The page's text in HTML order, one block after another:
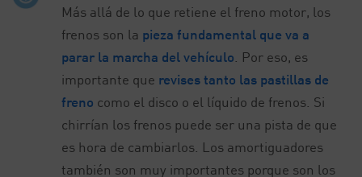
Más allá de lo que retiene el freno motor, los
frenos son la pieza fundamental que va a
parar la marcha del vehículo . Por eso, es
importante que revises tanto las pastillas de
freno como el disco o el líquido de frenos. Si
chirrían los frenos puede ser una pista de que
es hora de cambiarlos. Los amortiguadores
también son muy importantes porque son los